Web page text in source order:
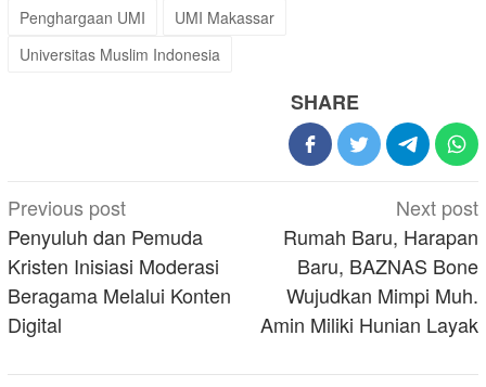
Penghargaan UMI
UMI Makassar
Universitas Muslim Indonesia
SHARE
Post
navigation
Previous post
Penyuluh dan Pemuda
Kristen Inisiasi Moderasi
Beragama Melalui Konten
Digital
Next post
Rumah Baru, Harapan
Baru, BAZNAS Bone
Wujudkan Mimpi Muh.
Amin Miliki Hunian Layak